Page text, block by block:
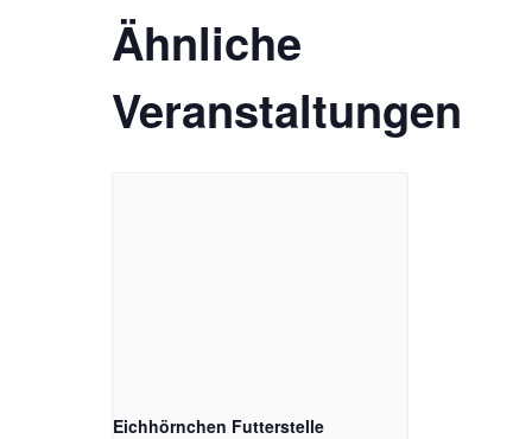
Ähnliche
Veranstaltungen
Eichhörnchen Futterstelle